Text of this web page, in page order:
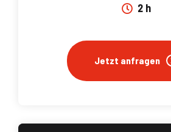
2 h
Jetzt anfragen